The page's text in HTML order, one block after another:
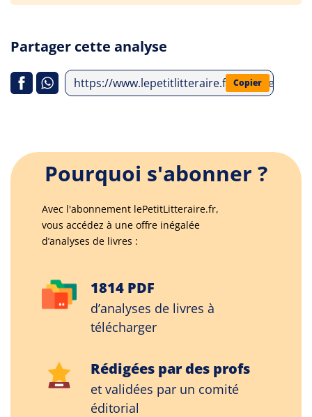
Partager cette analyse
https://www.lepetitlitteraire.fr/analyses-
Copier
Pourquoi s'abonner ?
Avec l'abonnement lePetitLitteraire.fr,
vous accédez à une offre inégalée
d’analyses de livres :
1814 PDF
d’analyses de livres à
télécharger
Rédigées par des profs
et validées par un comité
éditorial